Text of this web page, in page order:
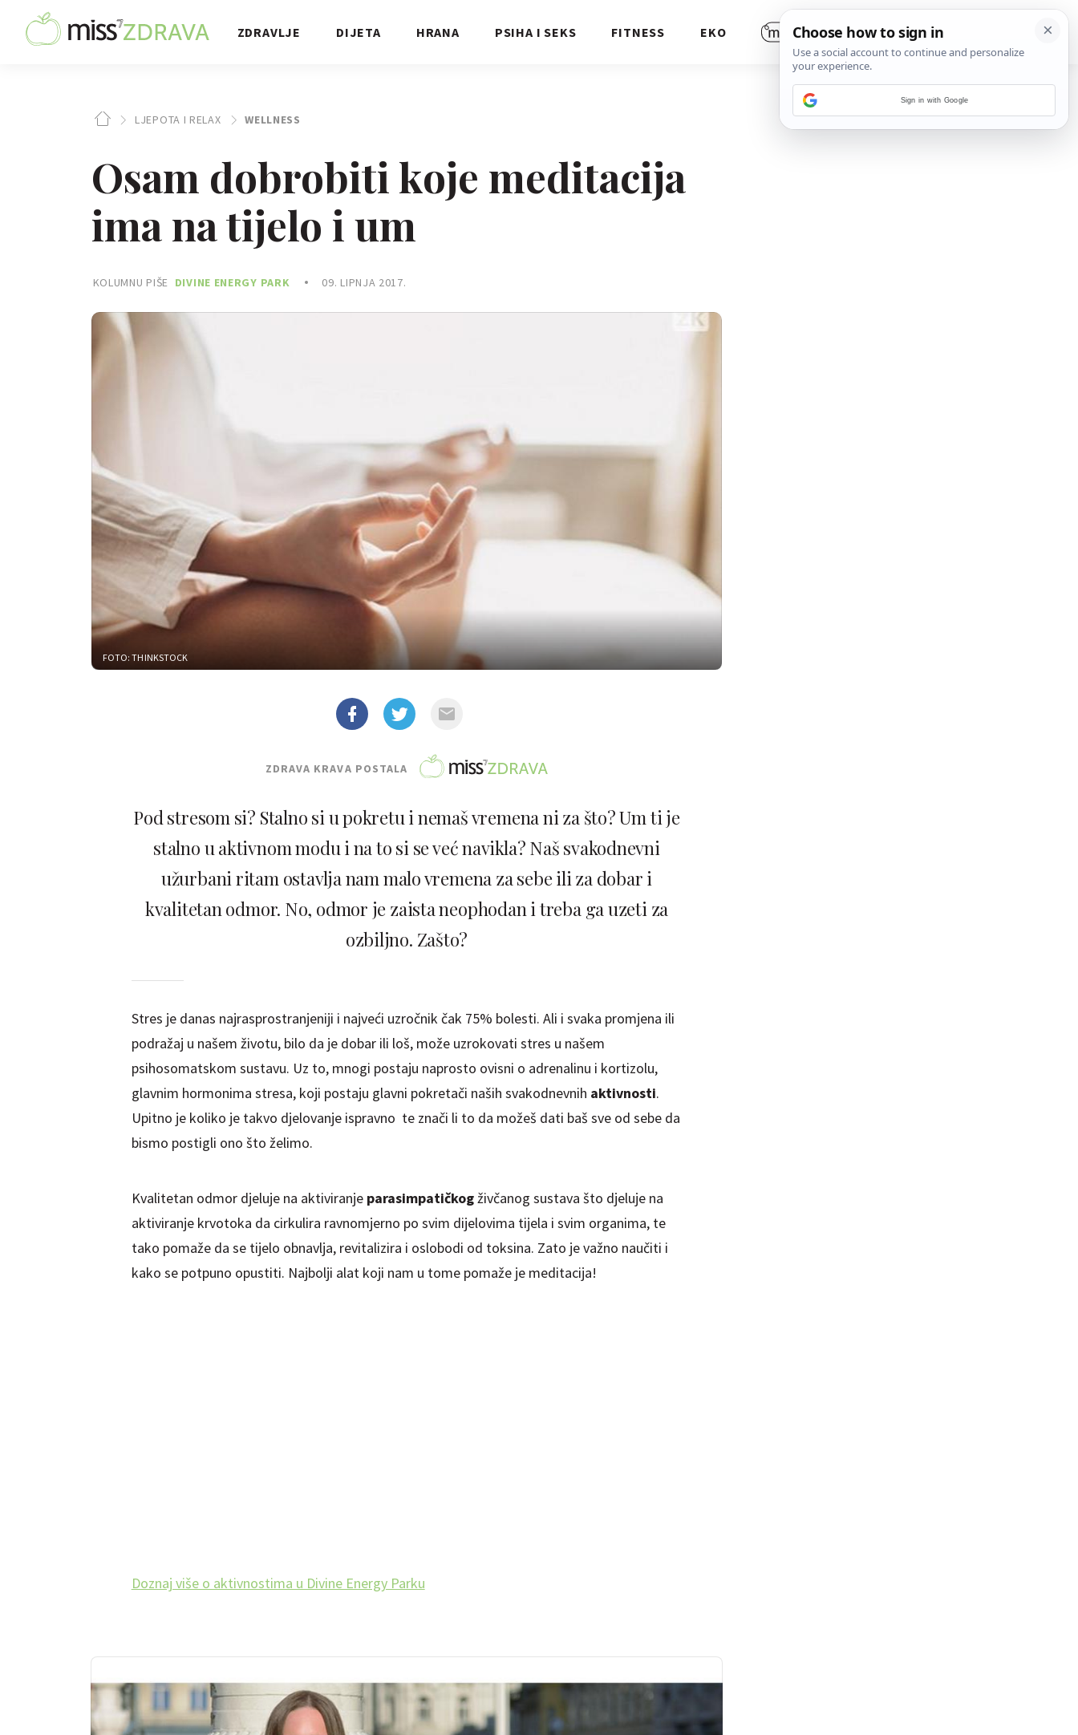
ZDRAVLJE DIJETA HRANA PSIHA I SEKS FITNESS EKO
LJEPOTA I RELAX WELLNESS
Osam dobrobiti koje meditacija
ima na tijelo i um
KOLUMNU PIŠE DIVINE ENERGY PARK 09. LIPNJA 2017.
FOTO: THINKSTOCK
ZDRAVA KRAVA POSTALA
Pod stresom si? Stalno si u pokretu i nemaš vremena ni za što? Um ti je
stalno u aktivnom modu i na to si se već navikla? Naš svakodnevni
užurbani ritam ostavlja nam malo vremena za sebe ili za dobar i
kvalitetan odmor. No, odmor je zaista neophodan i treba ga uzeti za
ozbiljno. Zašto?
Stres je danas najrasprostranjeniji i najveći uzročnik čak 75% bolesti. Ali i svaka promjena ili
podražaj u našem životu, bilo da je dobar ili loš, može uzrokovati stres u našem
psihosomatskom sustavu. Uz to, mnogi postaju naprosto ovisni o adrenalinu i kortizolu,
glavnim hormonima stresa, koji postaju glavni pokretači naših svakodnevnih aktivnosti.
Upitno je koliko je takvo djelovanje ispravno te znači li to da možeš dati baš sve od sebe da
bismo postigli ono što želimo.
Kvalitetan odmor djeluje na aktiviranje parasimpatičkogživčanog sustava što djeluje na
aktiviranje krvotoka da cirkulira ravnomjerno po svim dijelovima tijela i svim organima, te
tako pomaže da se tijelo obnavlja, revitalizira i oslobodi od toksina. Zato je važno naučiti i
kako se potpuno opustiti. Najbolji alat koji nam u tome pomaže je meditacija!
Doznaj više o aktivnostima u Divine Energy Parku
Sign in with Google